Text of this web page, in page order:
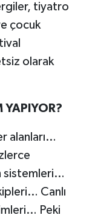
tiyatro
çocuk
olarak
YAPIYOR?
alanları…
sistemleri…
Canlı
Peki